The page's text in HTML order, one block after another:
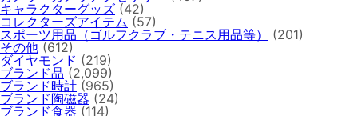
キャラクターグッズ (42)
コレクターズアイテム (57)
スポーツ用品（ゴルフクラブ・テニス用品等）
(201)
その他 (612)
ダイヤモンド (219)
ブランド品 (2,099)
ブランド時計 (965)
ブランド陶磁器 (24)
ブランド食器 (114)